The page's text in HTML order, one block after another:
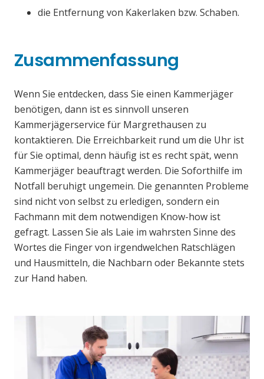
die Entfernung von Kakerlaken bzw. Schaben.
Zusammenfassung
Wenn Sie entdecken, dass Sie einen Kammerjäger
benötigen, dann ist es sinnvoll unseren
Kammerjägerservice für Margrethausen zu
kontaktieren. Die Erreichbarkeit rund um die Uhr ist
für Sie optimal, denn häufig ist es recht spät, wenn
Kammerjäger beauftragt werden. Die Soforthilfe im
Notfall beruhigt ungemein. Die genannten Probleme
sind nicht von selbst zu erledigen, sondern ein
Fachmann mit dem notwendigen Know-how ist
gefragt. Lassen Sie als Laie im wahrsten Sinne des
Wortes die Finger von irgendwelchen Ratschlägen
und Hausmitteln, die Nachbarn oder Bekannte stets
zur Hand haben.